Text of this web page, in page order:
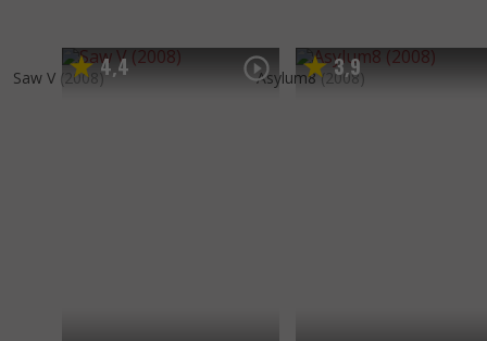
4,4
Saw V (2008) 3,9
Asylum8 (2008)